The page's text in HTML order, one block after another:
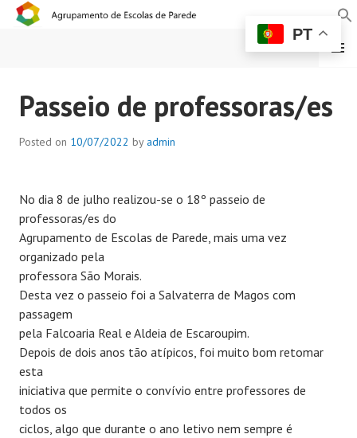
AGRUPAMENTO DE
ESCOLAS DE PAREDE
MENU
Passeio de professoras/es
Posted on 10/07/2022 by admin
No dia 8 de julho realizou-se o 18º passeio de
professoras/es do
Agrupamento de Escolas de Parede, mais uma vez
organizado pela
professora São Morais.
Desta vez o passeio foi a Salvaterra de Magos com
passagem
pela Falcoaria Real e Aldeia de Escaroupim.
Depois de dois anos tão atípicos, foi muito bom retomar
esta
iniciativa que permite o convívio entre professores de
todos os
ciclos, algo que durante o ano letivo nem sempre é
PT